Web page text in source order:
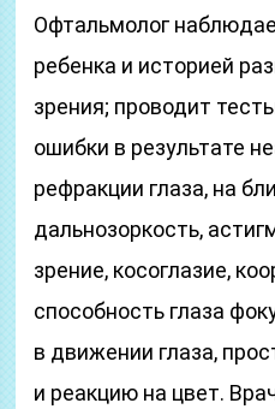
Офтальмолог
ребенка и историей
зрения; проводит
ошибки в результате
рефракции глаза, на
дальнозоркость,
зрение, косоглазие,
способность глаза
в движении глаза,
и реакцию на цвет.